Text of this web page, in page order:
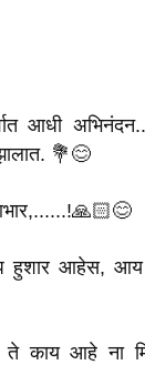
आधी
💐😊
हुशार आहेस,
काय आहे ना